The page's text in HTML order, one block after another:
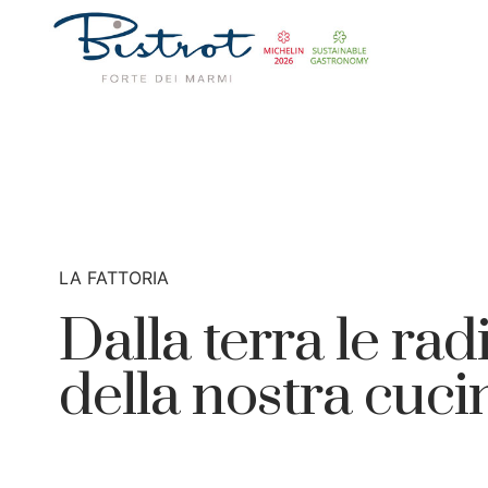
LA FATTORIA
Dalla terra le
della nostra